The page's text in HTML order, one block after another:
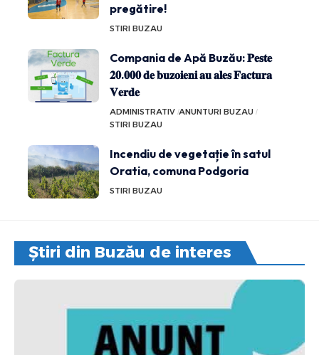
pregătire!
STIRI BUZAU
Compania de Apă Buzău: 𝐏𝐞𝐬𝐭𝐞
𝟐𝟎.𝟎𝟎𝟎 𝐝𝐞 𝐛𝐮𝐳𝐨𝐢𝐞𝐧𝐢 𝐚𝐮 𝐚𝐥𝐞𝐬 𝐅𝐚𝐜𝐭𝐮𝐫𝐚
𝐕𝐞𝐫𝐝𝐞
ADMINISTRATIV ANUNTURI BUZAU
STIRI BUZAU
Incendiu de vegetație în satul
Oratia, comuna Podgoria
STIRI BUZAU
Știri din Buzău de interes